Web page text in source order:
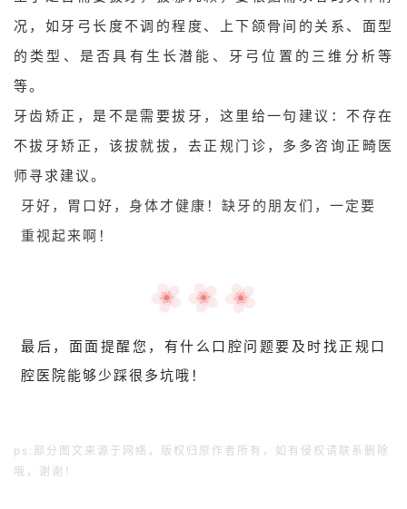
况，如牙弓长度不调的程度、上下颌骨间的关系、面型
的类型、是否具有生长潜能、牙弓位置的三维分析等
等。
牙齿矫正，是不是需要拔牙，这里给一句建议：不存在
不拔牙矫正，该拔就拔，去正规门诊，多多咨询正畸医
师寻求建议。
牙好，胃口好，身体才健康！ 缺牙的朋友们，一定要
重视起来啊！
最后，面面提醒您，有什么口腔问题要及时找 正规口
腔医院能够少踩很多坑哦！
ps:部分图文来源于网络，版权归原作者所有，如有侵权请联系删除
哦，谢谢！